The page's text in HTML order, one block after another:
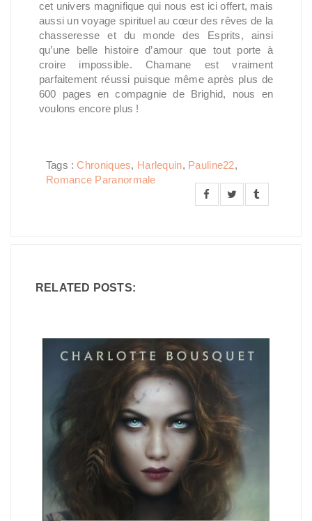
cet univers magnifique qui nous est ici offert, mais
aussi un voyage spirituel au cœur des rêves de la
chasseresse et du monde des Esprits, ainsi
qu’une belle histoire d’amour que tout porte à
croire impossible. Chamane est vraiment
parfaitement réussi puisque même après plus de
600 pages en compagnie de Brighid, nous en
voulons encore plus !
Tags :Chroniques, Harlequin, Pauline22,
Romance Paranormale
RELATED POSTS: